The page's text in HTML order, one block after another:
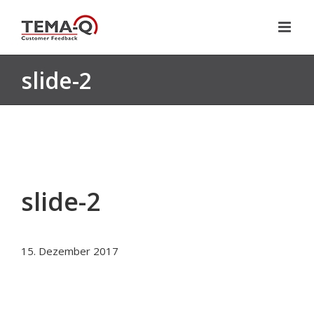
Inhalt
springen
slide-2
slide-2
15. Dezember 2017